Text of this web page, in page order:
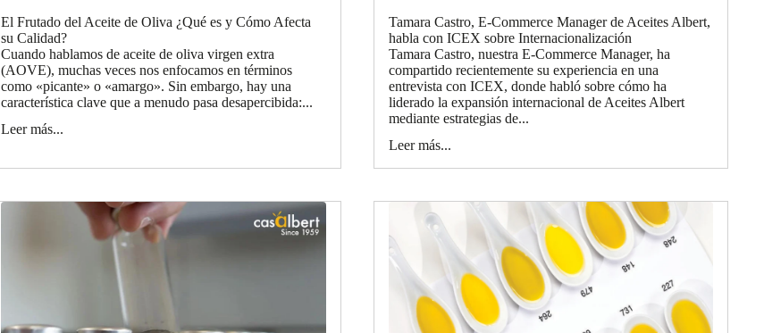
El Frutado del Aceite de Oliva ¿Qué es y Cómo Afecta
su Calidad?
Cuando hablamos de aceite de oliva virgen extra
(AOVE), muchas veces nos enfocamos en términos
como «picante» o «amargo». Sin embargo, hay una
característica clave que a menudo pasa desapercibida:...
Leer más...
Tamara Castro, E-Commerce Manager de Aceites Albert,
habla con ICEX sobre Internacionalización
Tamara Castro, nuestra E-Commerce Manager, ha
compartido recientemente su experiencia en una
entrevista con ICEX, donde habló sobre cómo ha
liderado la expansión internacional de Aceites Albert
mediante estrategias de...
Leer más...